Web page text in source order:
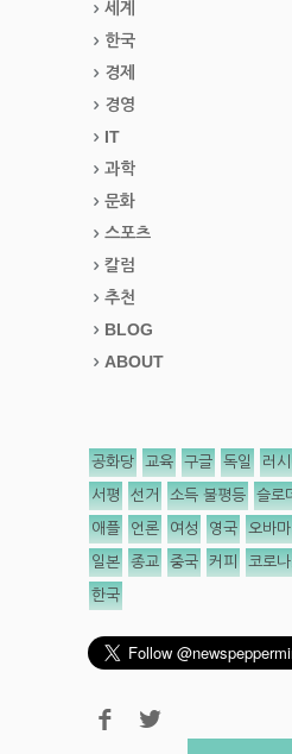
세계
한국
경제
경영
IT
과학
문화
스포츠
칼럼
추천
BLOG
ABOUT
공화당 교육 구글 독일 러
서평 선거 소득 불평등 슬로
애플 언론 여성 영국 오바마
일본 종교 중국 커피 코로
한국